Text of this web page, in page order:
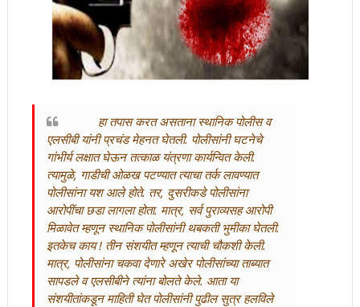
हा तपास करत असताना स्थानिक पोलीस व
एलसीबी यांनी प्रचंड मेहनत घेतली. पोलीसांनी घटनेचे
गांभीर्य लक्षात घेऊन तत्काळ यंत्रणा कार्यन्वित केली.
त्यामुळे, गाडीची ओळख पटण्यात त्याचा तर्क लावण्यात
पोलीसांना यश आले होते. तर, दुसरीकडे पोलीसांना
आरोपींचा छडा लागला होता. मात्र, सर्व पुराव्यसह आरोपी
मिळावेत म्हणून स्थानिक पोलीसांनी थबकती भुमीका घेतली.
इतकेच काय ! तीन संशयीत म्हणून त्याची चौकशी केली.
मात्र, पोलीसांना चकवा देणारे अखेर पोलीसांच्या ताब्यात
सापडले व एलसीबीने त्यांना बोलते केले. आता या
संशयीतांकडून माहिती घेत पोलीसांनी पुढील सुत्र हलविले